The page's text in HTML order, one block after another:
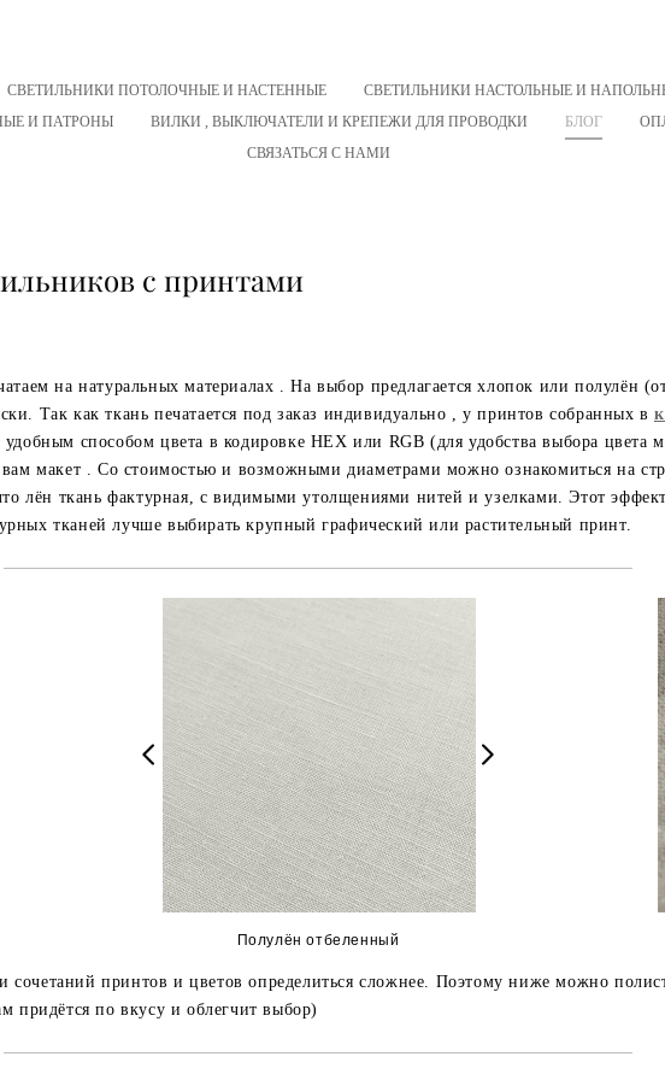
СВЕТИЛЬНИКИ ПОТОЛОЧНЫЕ И НАСТЕННЫЕ СВЕТИЛЬНИКИ НАСТОЛЬНЫЕ И
И ПАТРОНЫ ВИЛКИ , ВЫКЛЮЧАТЕЛИ И КРЕПЕЖИ ДЛЯ ПРОВОДКИ БЛОГ
СВЯЗАТЬСЯ С НАМИ
с принтами
на натуральных материалах . На выбор предлагается хлопок или полулён
Так как ткань печатается под заказ индивидуально , у принтов собранных в
способом цвета в кодировке HEX или RGB (для удобства выбора цвета
макет . Со стоимостью и возможными диаметрами можно ознакомиться на
лён ткань фактурная, с видимыми утолщениями нитей и узелками. Этот
тканей лучше выбирать крупный графический или растительный принт.
Полулён отбеленный
сочетаний принтов и цветов определиться сложнее. Поэтому ниже можно
придётся по вкусу и облегчит выбор)